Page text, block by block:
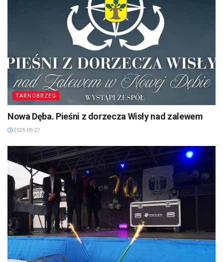
TARNOBRZEG
Nowa Dęba. Pieśni z dorzecza Wisły nad zalewem
2025-09-27